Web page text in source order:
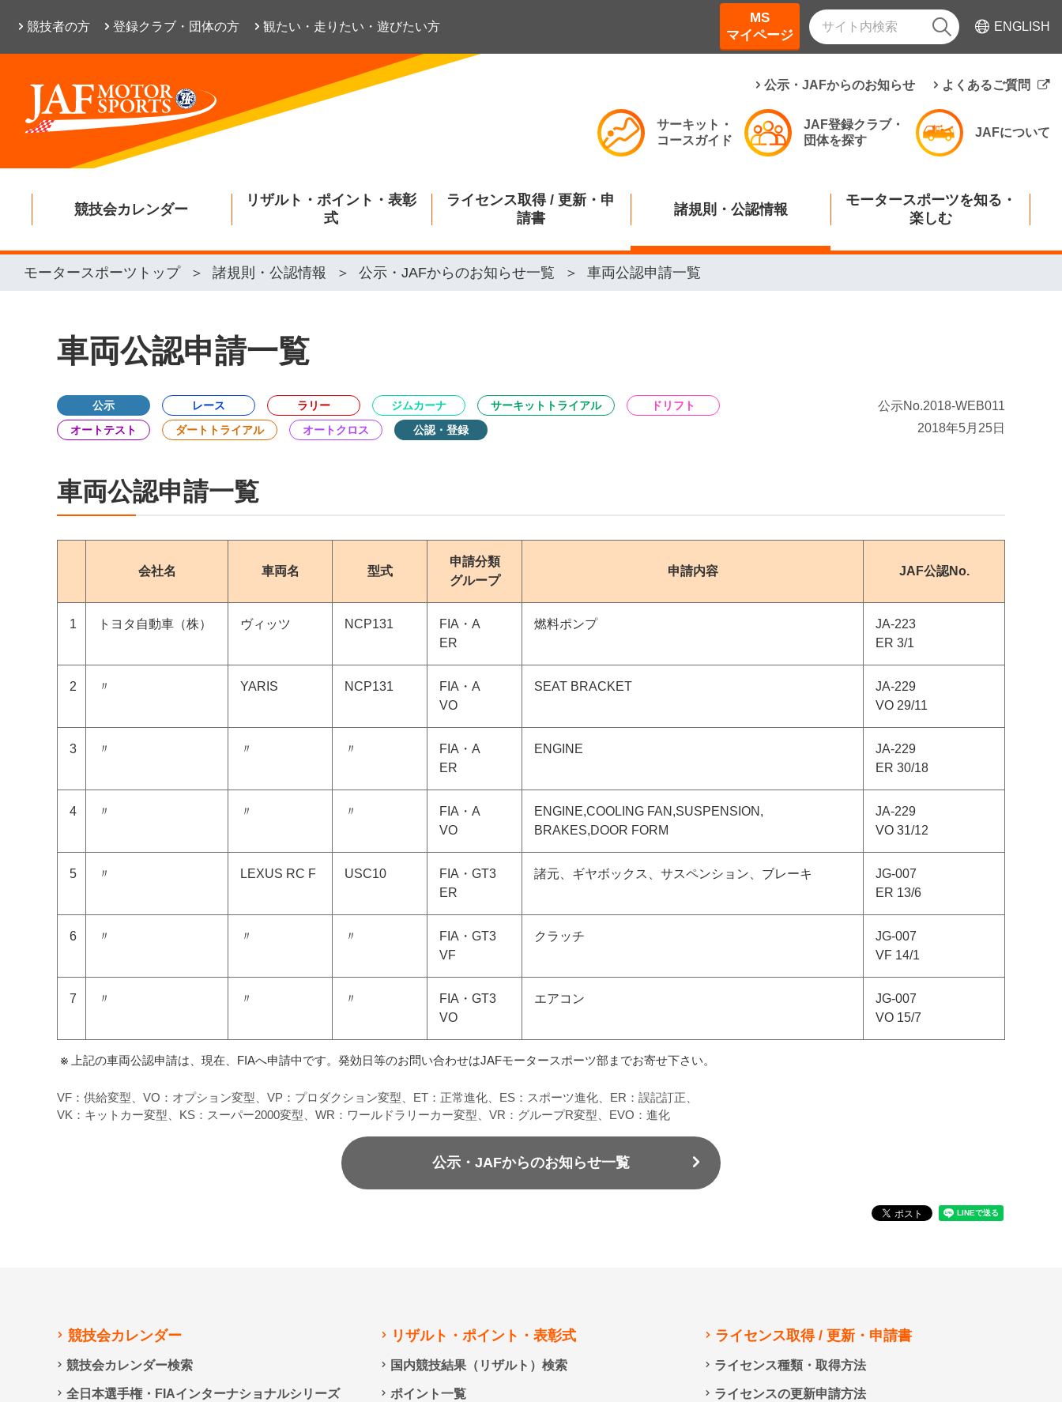
競技者の方 登録クラブ・団体の方 観たい・走りたい・遊びたい方
MS
マイページ
ENGLISH
公示・JAFからのお知らせ よくあるご質問
サーキット・
コースガイド
JAF登録クラブ・
団体を探す
JAFについて
競技会カレンダー
リザルト・ポイント・表彰
式
ライセンス取得 / 更新・申
請書
諸規則・公認情報
モータースポーツを知る・
楽しむ
モータースポーツトップ 諸規則・公認情報 公示・JAFからのお知らせ一覧 車両公認申請一覧
車両公認申請一覧
公示 レース ラリー ジムカーナ サーキットトライアル
ドリフト
オートテスト
ダートトライアル オートクロス 公認・登録
公示No.2018-WEB011
2018年5月25日
車両公認申請一覧
会社名 車両名 型式
申請分類
グループ
申請内容 JAF公認No.
1 トヨタ自動車（株） ヴィッツ NCP131
FIA・A
ER
燃料ポンプ
JA-223
ER 3/1
2 〃 YARIS NCP131
FIA・A
VO
SEAT BRACKET
JA-229
VO 29/11
3 〃 〃 〃
FIA・A
ER
ENGINE
JA-229
ER 30/18
4 〃 〃 〃
FIA・A
VO
ENGINE,COOLING FAN,SUSPENSION,
BRAKES,DOOR FORM
JA-229
VO 31/12
5 〃 LEXUS RC F USC10
FIA・GT3
ER
諸元、ギヤボックス、サスペンション、ブレーキ
JG-007
ER 13/6
6 〃 〃 〃
FIA・GT3
VF
クラッチ
JG-007
VF 14/1
7 〃 〃 〃
FIA・GT3
VO
エアコン
JG-007
VO 15/7
上記の車両公認申請は、現在、FIAへ申請中です。発効日等のお問い合わせはJAFモータースポーツ部までお寄せ下さい。
VF：供給変型、VO：オプション変型、VP：プロダクション変型、ET：正常進化、ES：スポーツ進化、ER：誤記訂正、
VK：キットカー変型、KS：スーパー2000変型、WR：ワールドラリーカー変型、VR：グループR変型、EVO：進化
公示・JAFからのお知らせ一覧
競技会カレンダー
競技会カレンダー検索
全日本選手権・FIAインターナショナルシリーズ
リザルト・ポイント・表彰式
国内競技結果（リザルト）検索
ポイント一覧
ライセンス取得 / 更新・申請書
ライセンス種類・取得方法
ライセンスの更新申請方法